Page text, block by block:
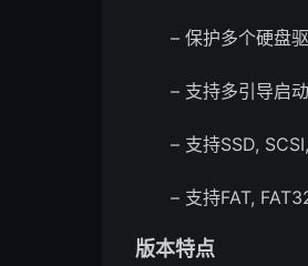
– 保护多个硬盘
– 支持多引导启
– 支持SSD,
– 支持FAT,
版本特点